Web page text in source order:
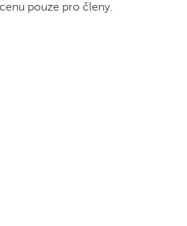
pouze pro členy.